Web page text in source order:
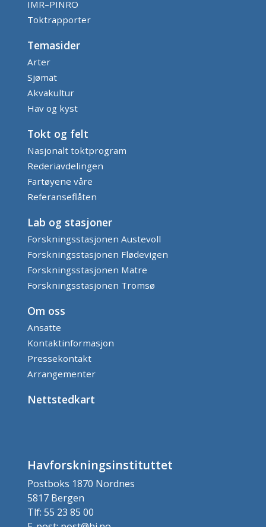
IMR–PINRO
Toktrapporter
Temasider
Arter
Sjømat
Akvakultur
Hav og kyst
Tokt og felt
Nasjonalt toktprogram
Rederiavdelingen
Fartøyene våre
Referanseflåten
Lab og stasjoner
Forskningsstasjonen Austevoll
Forskningsstasjonen Flødevigen
Forskningsstasjonen Matre
Forskningsstasjonen Tromsø
Om oss
Ansatte
Kontaktinformasjon
Pressekontakt
Arrangementer
Nettstedkart
Havforskningsinstituttet
Postboks 1870 Nordnes
5817 Bergen
Tlf: 55 23 85 00